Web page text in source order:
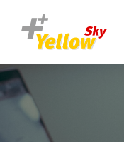
Inhalt
springen